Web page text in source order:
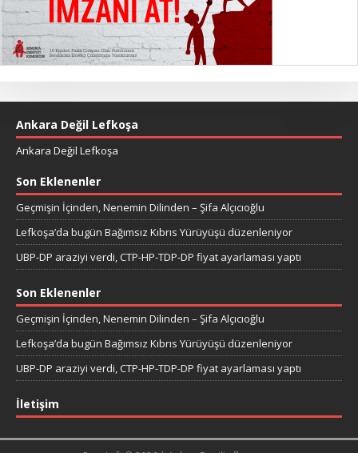
Ankara Değil Lefkoşa
Ankara Değil Lefkoşa
Son Eklenenler
Geçmişin İçinden, Nenemin Dilinden – Şifa Alçıcıoğlu
Lefkoşa’da bugün Bağımsız Kıbrıs Yürüyüşü düzenleniyor
UBP-DP araziyi verdi, CTP-HP-TDP-DP fiyat ayarlaması yaptı
Son Eklenenler
Geçmişin İçinden, Nenemin Dilinden – Şifa Alçıcıoğlu
Lefkoşa’da bugün Bağımsız Kıbrıs Yürüyüşü düzenleniyor
UBP-DP araziyi verdi, CTP-HP-TDP-DP fiyat ayarlaması yaptı
İletişim